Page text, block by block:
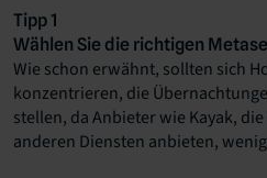
Tipp 1
Wählen Sie die richtigen
Wie schon erwähnt, sollten sich
konzentrieren, die
stellen, da Anbieter wie Kayak,
anderen Diensten anbieten,